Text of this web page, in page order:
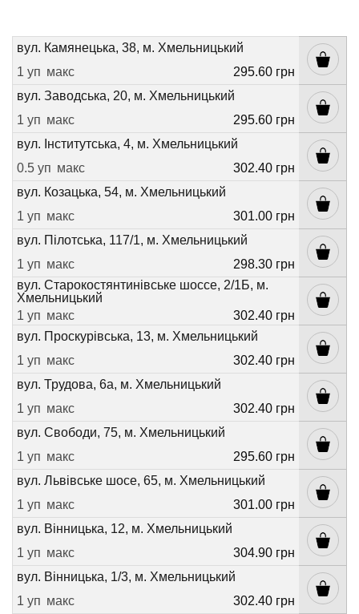
вул. Камянецька, 38, м. Хмельницький
1 уп макс
295.60 грн
вул. Заводська, 20, м. Хмельницький
1 уп макс
295.60 грн
вул. Інститутська, 4, м. Хмельницький
0.5 уп макс
302.40 грн
вул. Козацька, 54, м. Хмельницький
1 уп макс
301.00 грн
вул. Пілотська, 117/1, м. Хмельницький
1 уп макс
298.30 грн
вул. Старокостянтинівське шоссе, 2/1Б, м.
Хмельницький
1 уп макс
302.40 грн
вул. Проскурівська, 13, м. Хмельницький
1 уп макс
302.40 грн
вул. Трудова, 6а, м. Хмельницький
1 уп макс
302.40 грн
вул. Свободи, 75, м. Хмельницький
1 уп макс
295.60 грн
вул. Львівське шосе, 65, м. Хмельницький
1 уп макс
301.00 грн
вул. Вінницька, 12, м. Хмельницький
1 уп макс
304.90 грн
вул. Вінницька, 1/3, м. Хмельницький
1 уп макс
302.40 грн